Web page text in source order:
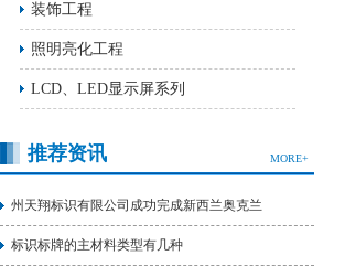
装饰工程
照明亮化工程
LCD、LED显示屏系列
推荐资讯 MORE+
州天翔标识有限公司成功完成新西兰奥克兰
标识标牌的主材料类型有几种